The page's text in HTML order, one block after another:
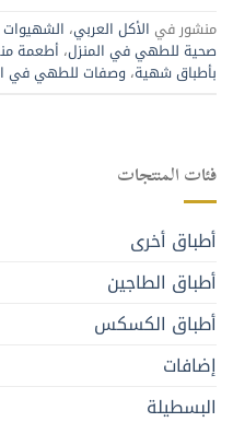
منشور في الأكل العربي، الشهيوات
صحية للطهي في المنزل، أطعمة
بأطباق شهية، وصفات للطهي في
فئات المنتجات
أطباق أخرى
أطباق الطاجين
أطباق الكسكس
إضافات
البسطيلة